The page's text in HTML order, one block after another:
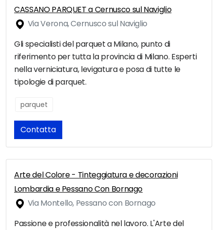
CASSANO PARQUET a Cernusco sul Naviglio
Via Verona, Cernusco sul Naviglio
Gli specialisti del parquet a Milano, punto di
riferimento per tutta la provincia di Milano. Esperti
nella verniciatura, levigatura e posa di tutte le
tipologie di parquet.
parquet
Contatta
Arte del Colore - Tinteggiatura e decorazioni
Lombardia e Pessano Con Bornago
Via Montello, Pessano con Bornago
Passione e professionalità nel lavoro. L'Arte del